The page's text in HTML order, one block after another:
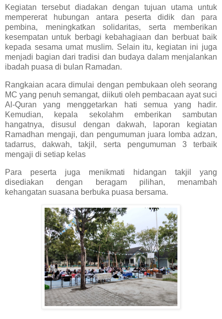
Kegiatan tersebut diadakan dengan tujuan utama untuk
mempererat hubungan antara peserta didik dan para
pembina, meningkatkan solidaritas, serta memberikan
kesempatan untuk berbagi kebahagiaan dan berbuat baik
kepada sesama umat muslim. Selain itu, kegiatan ini juga
menjadi bagian dari tradisi dan budaya dalam menjalankan
ibadah puasa di bulan Ramadan.
Rangkaian acara dimulai dengan pembukaan oleh seorang
MC yang penuh semangat, diikuti oleh pembacaan ayat suci
Al-Quran yang menggetarkan hati semua yang hadir.
Kemudian, kepala sekolahm emberikan sambutan
hangatnya, disusul dengan dakwah, laporan kegiatan
Ramadhan mengaji, dan pengumuman juara lomba adzan,
tadarrus, dakwah, takjil, serta pengumuman 3 terbaik
mengaji di setiap kelas
Para peserta juga menikmati hidangan takjil yang
disediakan dengan beragam pilihan, menambah
kehangatan suasana berbuka puasa bersama.